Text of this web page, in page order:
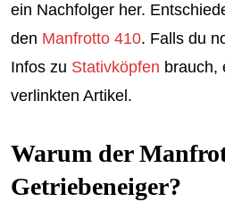
ein Nachfolger her.
den Manfrotto 410. Falls du
Infos zu Stativköpfen brauch,
verlinkten Artikel.
Warum der
Getriebeneiger?